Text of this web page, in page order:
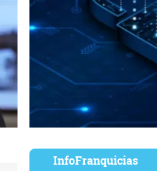
InfoFranquicias